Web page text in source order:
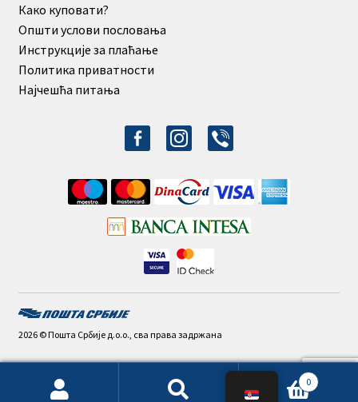
Како куповати?
Општи услови пословања
Инструкције за плаћање
Политика приватности
Најчешћа питања
facebook-
alt
instagram
viber
2026 © Пошта Србије д.о.о., сва права задржана
0